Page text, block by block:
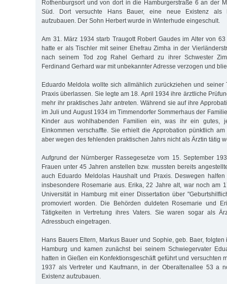
Rothenburgsort und von dort in die Hamburgerstraße 6 an der
Süd. Dort versuchte Hans Bauer, eine neue Existenz als
aufzubauen. Der Sohn Herbert wurde in Winterhude eingeschult.
Am 31. März 1934 starb Traugott Robert Gaudes im Alter von
hatte er als Tischler mit seiner Ehefrau Zimha in der
nach seinem Tod zog Rahel Gerhard zu ihrer Schwester
Ferdinand Gerhard war mit unbekannter Adresse verzogen und
Eduardo Meldola wollte sich allmählich zurückziehen und seiner
Praxis überlassen. Sie legte am 18. April 1934 ihre ärztliche
mehr ihr praktisches Jahr antreten. Während sie auf ihre
im Juli und August 1934 im Timmendorfer Sommerhaus der
Kinder aus wohlhabenden Familien ein, was ihr ein gutes,
Einkommen verschaffte. Sie erhielt die Approbation pünktlich
aber wegen des fehlenden praktischen Jahrs nicht als Ärztin tätig
Aufgrund der Nürnberger Rassegesetze vom 15. September
Frauen unter 45 Jahren anstellen bzw. mussten bereits
auch Eduardo Meldolas Haushalt und Praxis. Deswegen
insbesondere Rosemarie aus. Erika, 22 Jahre alt, war noch am
Universität in Hamburg mit einer Dissertation über
promoviert worden. Die Behörden duldeten Rosemarie und
Tätigkeiten in Vertretung ihres Vaters. Sie waren sogar als
Adressbuch eingetragen.
Hans Bauers Eltern, Markus Bauer und Sophie, geb. Baer,
Hamburg und kamen zunächst bei seinem Schwiegervater
hatten in Gießen ein Konfektionsgeschäft geführt und versuchten
1937 als Vertreter und Kaufmann, in der Oberaltenallee 53 a
Existenz aufzubauen.